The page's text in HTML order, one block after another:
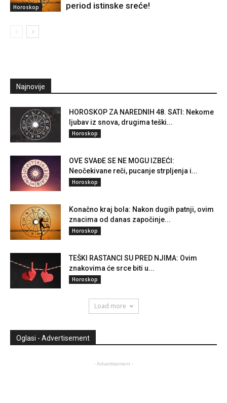
Horoskop
period istinske sreće!
Najnovije
HOROSKOP ZA NAREDNIH 48. SATI: Nekome
ljubav iz snova, drugima teški...
Horoskop
OVE SVAĐE SE NE MOGU IZBEĆI:
Neočekivane reči, pucanje strpljenja i...
Horoskop
Konačno kraj bola: Nakon dugih patnji, ovim
znacima od danas započinje...
Horoskop
TEŠKI RASTANCI SU PRED NJIMA: Ovim
znakovima će srce biti u...
Horoskop
Load more
Oglasi - Advertisement
- Advertisement -